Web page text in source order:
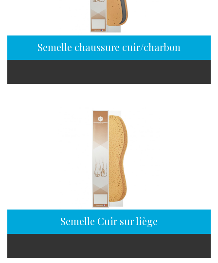
Semelle chaussure cuir/charbon
Semelle Cuir sur liège